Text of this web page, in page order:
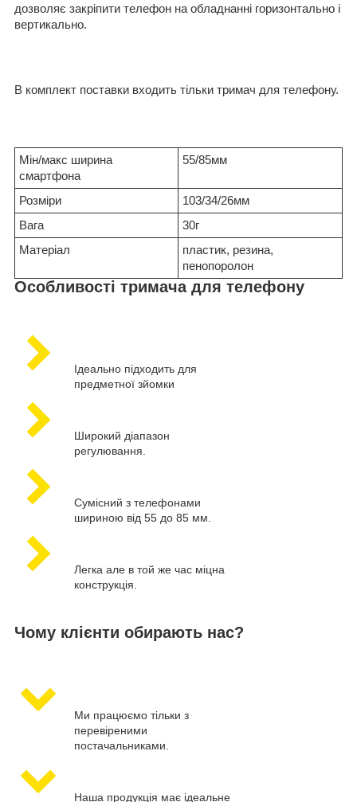
дозволяє закріпити телефон на обладнанні горизонтально і
вертикально.
В комплект поставки входить тільки тримач для телефону.
Мін/макс ширина
смартфона
55/85мм
Розміри
103/34/26мм
Вага
30г
Матеріал
пластик, резина,
пенопоролон
Особливості тримача для телефону
Ідеально підходить для
предметної зйомки
Широкий діапазон
регулювання.
Сумісний з телефонами
шириною від 55 до 85 мм.
Легка але в той же час міцна
конструкція.
Чому клієнти обирають нас?
Ми працюємо тільки з
перевіреними
постачальниками.
Наша продукція має ідеальне